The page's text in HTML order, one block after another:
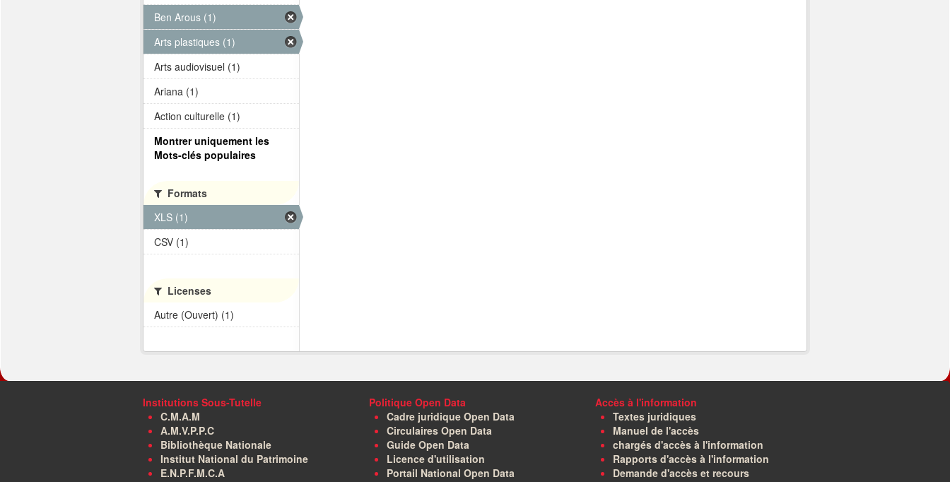
Ben Arous (1)
Arts plastiques (1)
Arts audiovisuel (1)
Ariana (1)
Action culturelle (1)
Montrer uniquement les
Mots-clés populaires
Formats
XLS (1)
CSV (1)
Licenses
Autre (Ouvert) (1)
Institutions Sous-Tutelle
C.M.A.M
A.M.V.P.P.C
Bibliothèque Nationale
Institut National du Patrimoine
E.N.P.F.M.C.A
Politique Open Data
Cadre juridique Open Data
Circulaires Open Data
Guide Open Data
Licence d'utilisation
Portail National Open Data
Accès à l'information
Textes juridiques
Manuel de l'accès
chargés d'accès à l'information
Rapports d'accès à l'information
Demande d'accès et recours